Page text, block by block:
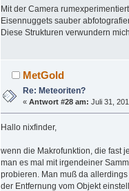
Mit der Camera
Eisennuggets sauber
Diese Strukturen verwundern
MetGold
Re: Meteoriten?
«Antwort #28 am: Juli 31,
Hallo nixfinder,
wenn die Makrofunktion, die fast
man es mal mit irgendeiner
probieren. Man muß da
der Entfernung vom Objekt